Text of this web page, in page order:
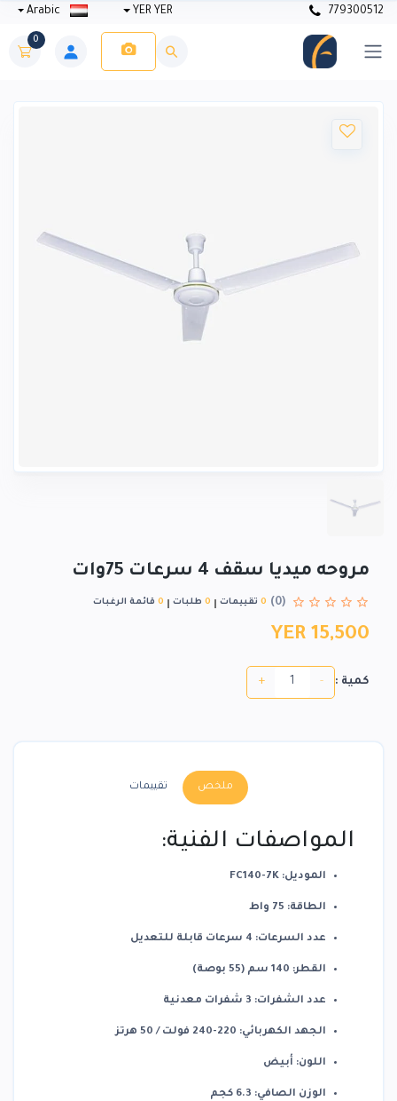
779300512
YER YER
0
مروحه ميديا سقف 4 سرعات 75وات
(0)
0 تقييمات 0 طلبات 0 قائمة الرغبات
YER 15,500
كمية : -
+
ملخص تقييمات
المواصفات الفنية:
الموديل:
FC140-7K
الطاقة: 75 واط
عدد السرعات: 4 سرعات قابلة للتعديل
القطر: 140 سم (55 بوصة)
عدد الشفرات: 3 شفرات معدنية
الجهد الكهربائي: 220-240 فولت / 50 هرتز
اللون: أبيض
الوزن الصافي: 6.3 كجم